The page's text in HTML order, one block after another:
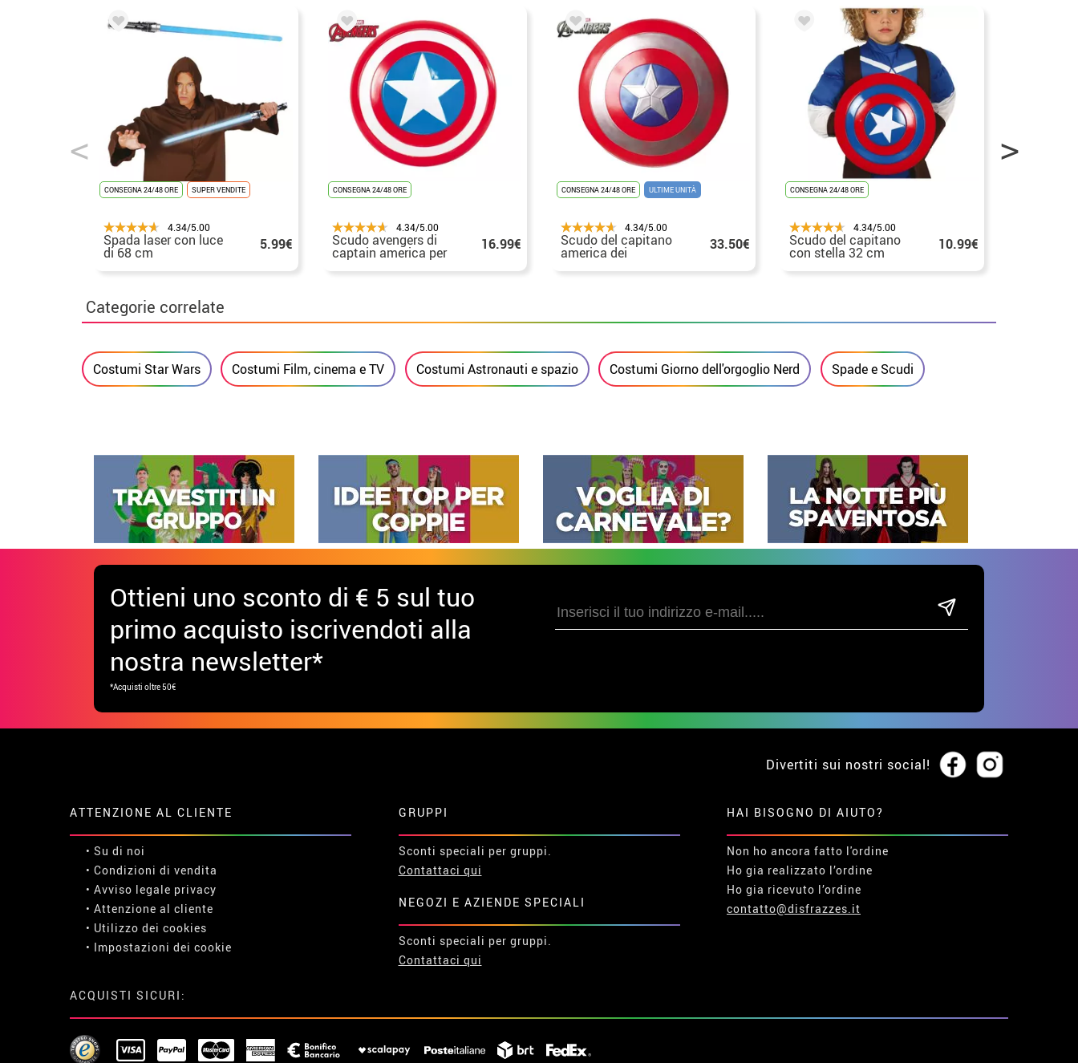
CONSEGNA 24/48 ORE SUPER VENDITE
4.34/5.00
Spada laser con luce
di 68 cm 5.99€
CONSEGNA 24/48 ORE
4.34/5.00
Scudo avengers di
captain america per
bambini
16.99€
CONSEGNA 24/48 ORE ULTIME UNITÀ
4.34/5.00
Scudo del capitano
america dei
gli adulti
33.50€
CONSEGNA 24/48 ORE
4.34/5.00
Scudo del capitano
con stella 32 cm 10.99€
Categorie correlate
Costumi Star Wars Costumi Film, cinema e TV Costumi Astronauti e spazio Costumi Giorno dell'orgoglio Nerd Spade e Scudi
Ottieni uno sconto di € 5 sul tuo
primo acquisto iscrivendoti alla
nostra newsletter*
*Acquisti oltre 50€
Divertiti sui nostri social!
ATTENZIONE AL CLIENTE
• Su di noi
• Condizioni di vendita
• Avviso legale privacy
• Attenzione al cliente
• Utilizzo dei cookies
• Impostazioni dei cookie
GRUPPI
Sconti speciali per gruppi.
Contattaci qui
NEGOZI E AZIENDE SPECIALI
Sconti speciali per gruppi.
Contattaci qui
HAI BISOGNO DI AIUTO?
Non ho ancora fatto l'ordine
Ho gia realizzato l’ordine
Ho gia ricevuto l’ordine
contatto@disfrazzes.it
ACQUISTI SICURI: